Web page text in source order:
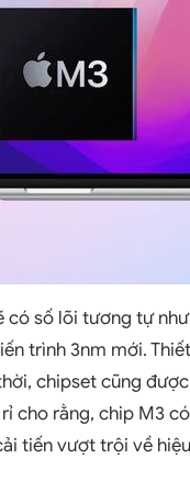
có số lõi tương tự
trình 3nm mới.
chipset cũng
cho rằng, chip M3
tiến vượt trội về